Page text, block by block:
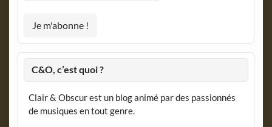
C&O, c’est quoi ?
Clair & Obscur est un blog animé par des passionnés
de musiques en tout genre.